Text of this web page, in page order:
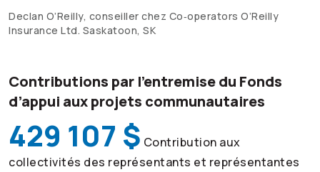
Declan O’Reilly, conseiller chez Co‑operators O’Reilly
Insurance Ltd. Saskatoon, SK
Contributions par l’entremise du Fonds
d’appui aux projets communautaires
429 107 $ Contribution aux
collectivités des représentants et représentantes